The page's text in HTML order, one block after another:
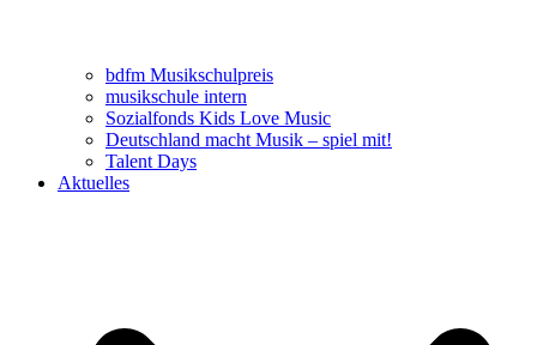
bdfm Musikschulpreis
musikschule intern
Sozialfonds Kids Love Music
Deutschland macht Musik – spiel mit!
Talent Days
Aktuelles